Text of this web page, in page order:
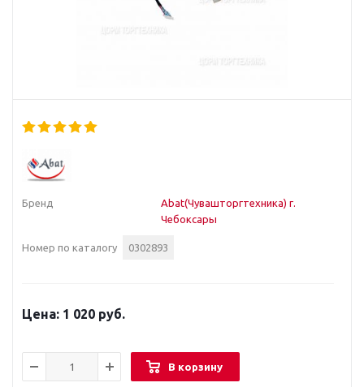
Бренд
Abat(Чувашторгтехника) г.
Чебоксары
Номер по каталогу 0302893
1 020 руб.
В корзину